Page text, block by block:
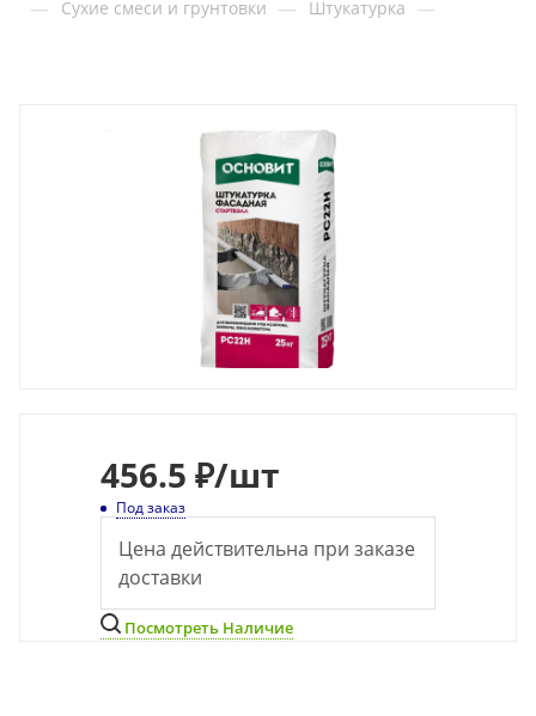
— Сухие смеси и грунтовки — Штукатурка —
456.5 ₽/шт
Под заказ
Цена действительна при заказе
доставки
Посмотреть Наличие